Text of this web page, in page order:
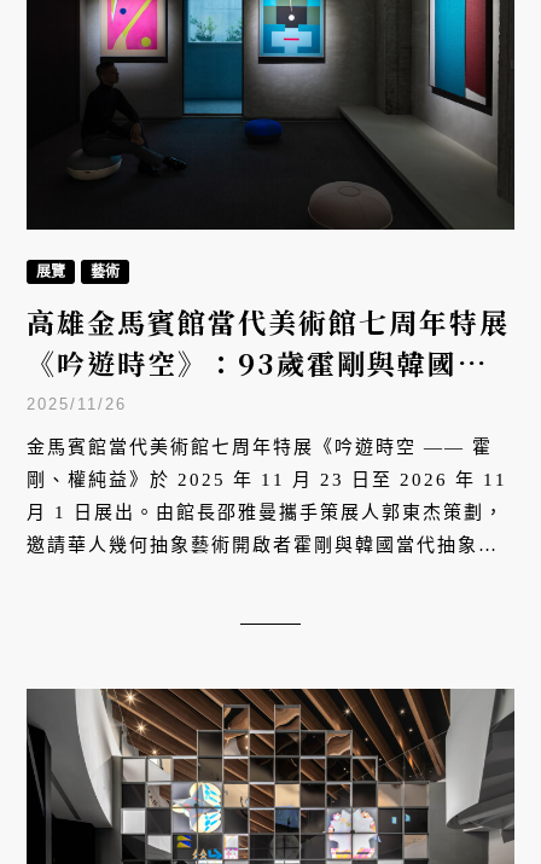
展覽 藝術
高雄金馬賓館當代美術館七周年特展
《吟遊時空》：93歲霍剛與韓國權
純益，一場跨世代的抽象藝術對話
2025/11/26
金馬賓館當代美術館七周年特展《吟遊時空 —— 霍
剛、權純益》於 2025 年 11 月 23 日至 2026 年 11
月 1 日展出。由館長邵雅曼攜手策展人郭東杰策劃，
邀請華人幾何抽象藝術開啟者霍剛與韓國當代抽象藝
一場將注意力帶回自我的冥想式觀看。